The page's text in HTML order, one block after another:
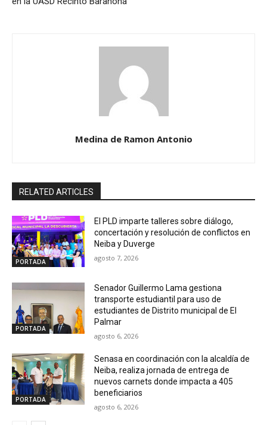
Medina de Ramon Antonio
RELATED ARTICLES
PORTADA
El PLD imparte talleres sobre diálogo,
concertación y resolución de conflictos en
Neiba y Duverge
agosto 7, 2026
PORTADA
Senador Guillermo Lama gestiona
transporte estudiantil para uso de
estudiantes de Distrito municipal de El
Palmar
agosto 6, 2026
PORTADA
Senasa en coordinación con la alcaldía de
Neiba, realiza jornada de entrega de
nuevos carnets donde impacta a 405
beneficiarios
agosto 6, 2026